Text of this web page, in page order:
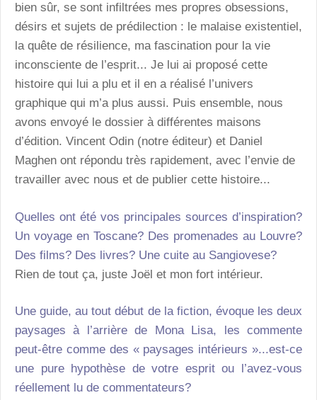
bien sûr, se sont infiltrées mes propres obsessions,
désirs et sujets de prédilection : le malaise existentiel,
la quête de résilience, ma fascination pour la vie
inconsciente de l’esprit... Je lui ai proposé cette
histoire qui lui a plu et il en a réalisé l’univers
graphique qui m’a plus aussi. Puis ensemble, nous
avons envoyé le dossier à différentes maisons
d’édition. Vincent Odin (notre éditeur) et Daniel
Maghen ont répondu très rapidement, avec l’envie de
travailler avec nous et de publier cette histoire...
Quelles ont été vos principales sources d’inspiration?
Un voyage en Toscane? Des promenades au Louvre?
Des films? Des livres? Une cuite au Sangiovese?
Rien de tout ça, juste Joël et mon fort intérieur.
Une guide, au tout début de la fiction, évoque les deux
paysages à l’arrière de Mona Lisa, les commente
peut-être comme des « paysages intérieurs »...est-ce
une pure hypothèse de votre esprit ou l’avez-vous
réellement lu de commentateurs?